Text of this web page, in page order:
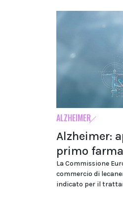
ALZHEIMER
Alzheimer:
primo
La Commissione
commercio di
indicato per il